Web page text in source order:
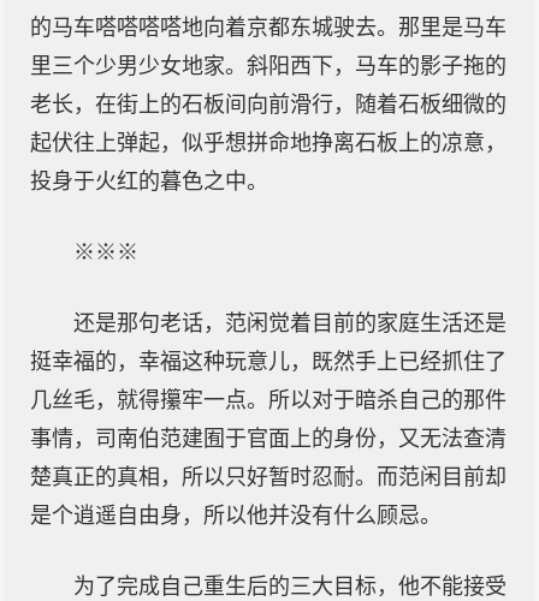
的马车嗒嗒嗒嗒地向着京都东城驶去。那里是马车
里三个少男少女地家。斜阳西下，马车的影子拖的
老长，在街上的石板间向前滑行，随着石板细微的
起伏往上弹起，似乎想拼命地挣离石板上的凉意，
投身于火红的暮色之中。
※※※
还是那句老话，范闲觉着目前的家庭生活还是
挺幸福的，幸福这种玩意儿，既然手上已经抓住了
几丝毛，就得攥牢一点。所以对于暗杀自己的那件
事情，司南伯范建囿于官面上的身份，又无法查清
楚真正的真相，所以只好暂时忍耐。而范闲目前却
是个逍遥自由身，所以他并没有什么顾忌。
为了完成自己重生后的三大目标，他不能接受